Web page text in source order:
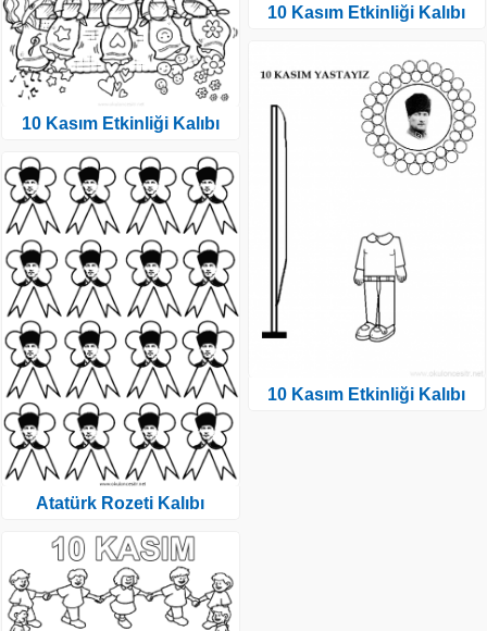
10 Kasım Etkinliği Kalıbı
Atatürk Rozeti Kalıbı
10 Kasım Etkinliği Kalıbı
10 Kasım Etkinliği Kalıbı